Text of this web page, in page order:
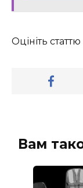
Оцініть статтю
Вам